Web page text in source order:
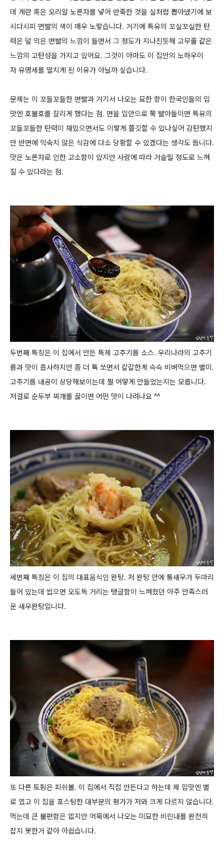
데 계란 혹은 오리알 노른자를 넣어 반죽한 것을 실처럼 뽑아냈기에 보
시다시피 면빨의 색이 매우 노랗습니다. 거기에 특유의 꼬실꼬실한 탄
력은 덜 익은 면빨의 느낌이 들면서 그 정도가 지나친듯해 고무줄 같은
느낌의 고탄성을 가지고 있어요. 그것이 아마도 이 집만의 노하우이
자 유명세를 떨치게 된 이유가 아닐까 싶습니다.
문제는 이 꼬들꼬들한 면빨과 거기서 나오는 묘한 향이 한국인들의 입
맛엔 호불호를 갈리게 했다는 점. 면을 입안으로 쭉 빨아들이면 특유의
꼬들꼬들한 탄력이 재밌으면서도 이렇게 쫄깃할 수 있나싶어 감탄했지
만 반면에 익숙치 않은 식감에 다소 당황할 수 있겠다는 생각도 듭니다.
맛은 노른자로 인한 고소함이 있지만 사람에 따라 거슬릴 정도로 느껴
질 수 있다라는 점.
두번째 특징은 이 집에서 만든 특제 고추기름 소스. 우리나라의 고추기
름과 맛이 흡사하지만 좀 더 톡 쏘면서 칼칼한게 슥슥 비벼먹으면 별미.
고추기름 내공이 상당해보이는데 뭘 어떻게 만들었는지는 모릅니다.
저걸로 순두부 찌개를 끓이면 어떤 맛이 나려나요 ^^
세번째 특징은 이 집의 대표음식인 완탕. 저 완탕 안에 통새우가 두마리
들어 있는데 씹으면 오도독 거리는 탱글함이 느껴졌던 아주 만족스러
운 새우완탕입니다.
또 다른 토핑은 피쉬볼. 이 집에서 직접 만든다고 하는데 제 입맛엔 별
로 였고 이 집을 포스팅한 대부분의 평가가 저와 크게 다르지 않습니다.
먹는데 큰 불편함은 없지만 어묵에서 나오는 미묘한 비린내를 완전히
잡지 못한거 같아 아쉽습니다.